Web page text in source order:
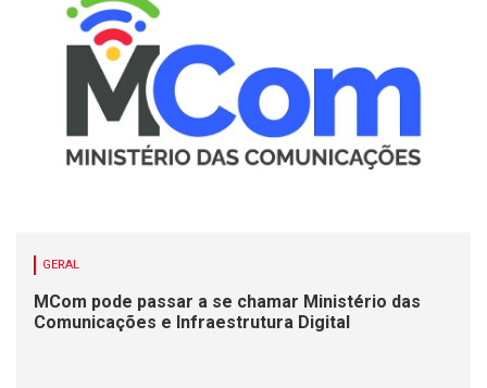
GERAL
MCom pode passar a se chamar Ministério das
Comunicações e Infraestrutura Digital